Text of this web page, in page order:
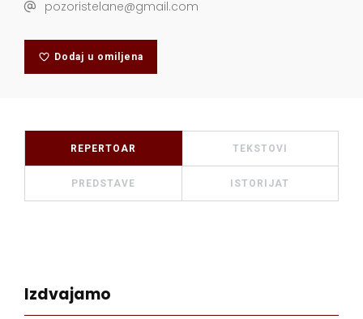
pozoristelane@gmail.com
Dodaj u omiljena
REPERTOAR TEKSTOVI
PREDSTAVE ISTORIJAT
Izdvajamo